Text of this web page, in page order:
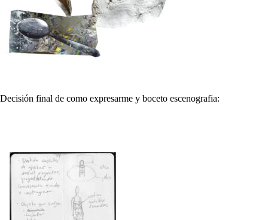
Decisión final de como expresarme y boceto escenografia: